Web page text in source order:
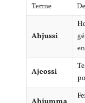
Terme
Ahjussi
Ajeossi